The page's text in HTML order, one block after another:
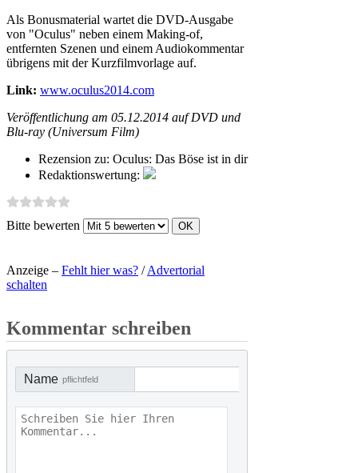
Als Bonusmaterial wartet die DVD-Ausgabe
von "Oculus" neben einem Making-of,
entfernten Szenen und einem Audiokommentar
übrigens mit der Kurzfilmvorlage auf.
Link: www.oculus2014.com
Veröffentlichung am 05.12.2014 auf DVD und
Blu-ray (Universum Film)
Rezension zu: Oculus: Das Böse ist in dir
Redaktionswertung:
Bitte bewerten
Anzeige – Fehlt hier was? /Advertorial
schalten
Kommentar schreiben
Name pflichtfeld